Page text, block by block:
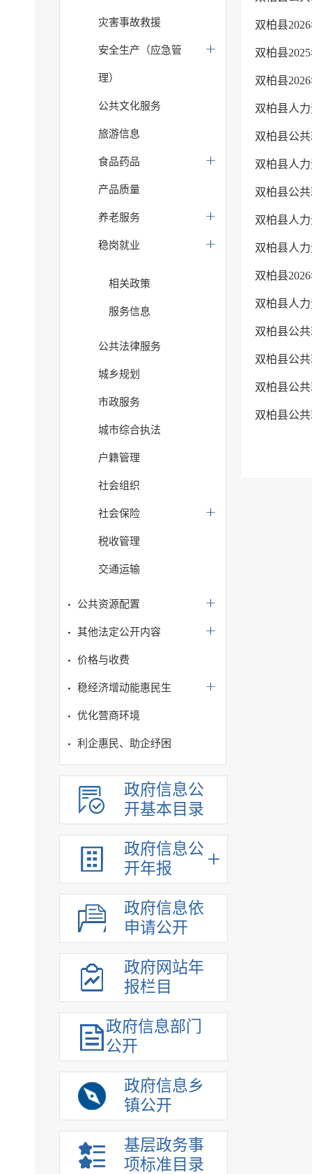
灾害事故救援
安全生产（应急管
理）
公共文化服务
旅游信息
食品药品
产品质量
养老服务
稳岗就业
相关政策
服务信息
公共法律服务
城乡规划
市政服务
城市综合执法
户籍管理
社会组织
社会保险
税收管理
交通运输
公共资源配置
其他法定公开内容
价格与收费
稳经济增动能惠民生
优化营商环境
利企惠民、助企纾困
政府信息公
开基本目录
政府信息公
开年报
政府信息依
申请公开
政府网站年
报栏目
政府信息部门
公开
政府信息乡
镇公开
基层政务事
项标准目录
双柏县
双柏县
双柏县
双柏县人
双柏县公
双柏县人
双柏县公
双柏县人
双柏县人
双柏县
双柏县人
双柏县公
双柏县公
双柏县公
双柏县公